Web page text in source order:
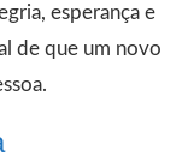
esperança e
de que um novo